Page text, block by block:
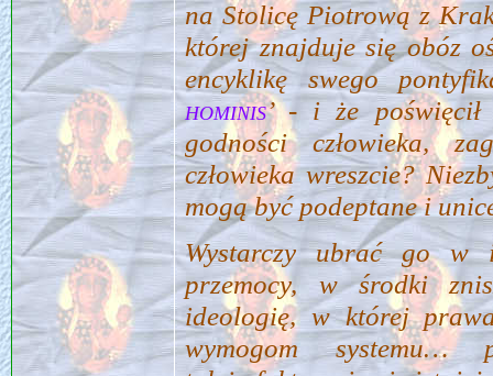
na Stolicę Piotrową z
której znajduje się obóz
encyklikę swego
hominis’ ‑ i że
godności człowieka,
człowieka wreszcie?
mogą być podeptane i
Wystarczy ubrać go w
przemocy, w środki
ideologię, w której
wymogom systemu…